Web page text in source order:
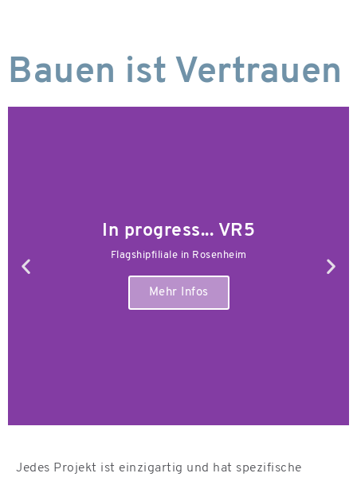
Bauen ist Vertrauen
In progress... VR5
Flagshipfiliale in Rosenheim
Mehr Infos
Jedes Projekt ist einzigartig und hat spezifische